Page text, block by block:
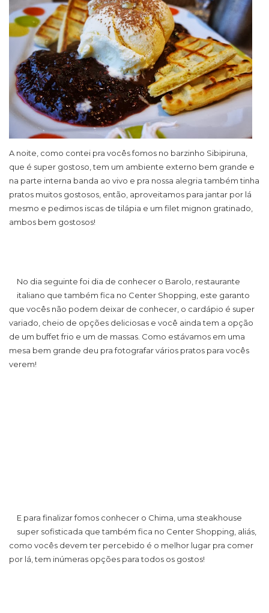
A noite, como contei pra vocês fomos no barzinho Sibipiruna,
que é super gostoso, tem um ambiente externo bem grande e
na parte interna banda ao vivo e pra nossa alegria também tinha
pratos muitos gostosos, então, aproveitamos para jantar por lá
mesmo e pedimos iscas de tilápia e um filet mignon gratinado,
ambos bem gostosos!
No dia seguinte foi dia de conhecer o Barolo, restaurante
italiano que também fica no Center Shopping, este garanto
que vocês não podem deixar de conhecer, o cardápio é super
variado, cheio de opções deliciosas e você ainda tem a opção
de um buffet frio e um de massas. Como estávamos em uma
mesa bem grande deu pra fotografar vários pratos para vocês
verem!
E para finalizar fomos conhecer o Chima, uma steakhouse
super sofisticada que também fica no Center Shopping, aliás,
como vocês devem ter percebido é o melhor lugar pra comer
por lá, tem inúmeras opções para todos os gostos!